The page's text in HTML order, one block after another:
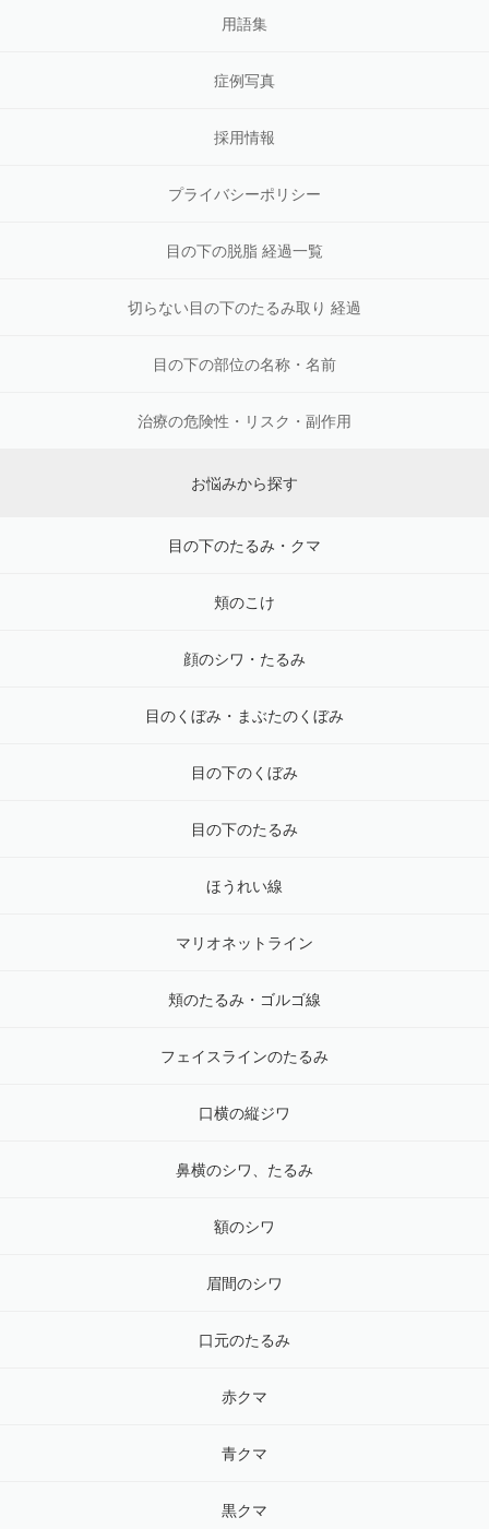
用語集
症例写真
採用情報
プライバシーポリシー
目の下の脱脂 経過一覧
切らない目の下のたるみ取り 経過
目の下の部位の名称・名前
治療の危険性・リスク・副作用
お悩みから探す
目の下のたるみ・クマ
頬のこけ
顔のシワ・たるみ
目のくぼみ・まぶたのくぼみ
目の下のくぼみ
目の下のたるみ
ほうれい線
マリオネットライン
頬のたるみ・ゴルゴ線
フェイスラインのたるみ
口横の縦ジワ
鼻横のシワ、たるみ
額のシワ
眉間のシワ
口元のたるみ
赤クマ
青クマ
黒クマ